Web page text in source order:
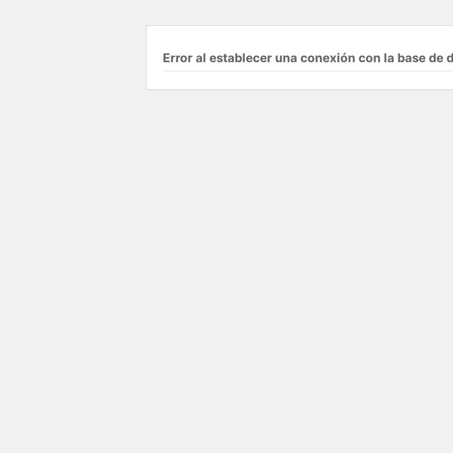
Error al establecer una conexión con la base de